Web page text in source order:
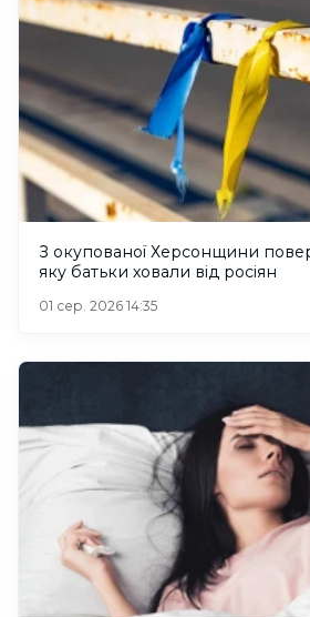
З окупованої Херсонщини
яку батьки ховали від росіян
01 сер. 2026 14:35